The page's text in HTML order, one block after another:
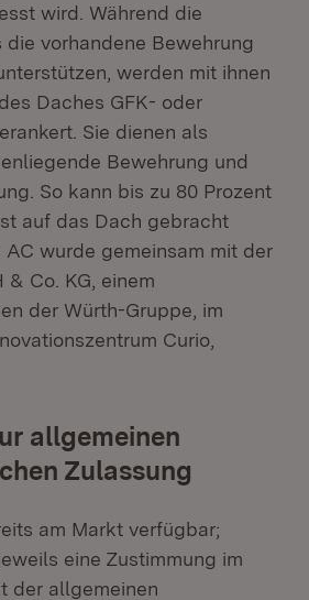
wird. Während die
die vorhandene Bewehrung
werden mit ihnen
Daches GFK- oder
Sie dienen als
Bewehrung und
So kann bis zu 80 Prozent
auf das Dach gebracht
wurde gemeinsam mit der
Co. KG, einem
der Würth-Gruppe, im
Curio,
allgemeinen
Zulassung
am Markt verfügbar;
eine Zustimmung im
der allgemeinen